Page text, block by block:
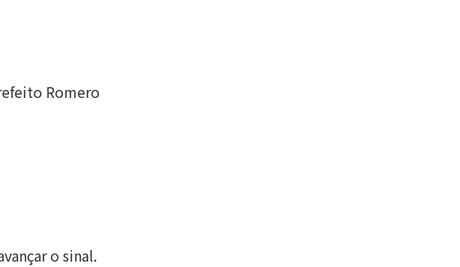
Romero
o sinal.